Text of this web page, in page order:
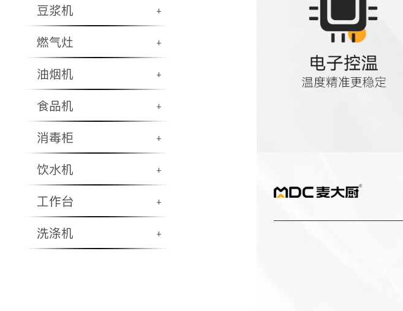
豆浆机 +
燃气灶 +
油烟机 +
食品机 +
消毒柜 +
饮水机 +
工作台 +
洗涤机 +